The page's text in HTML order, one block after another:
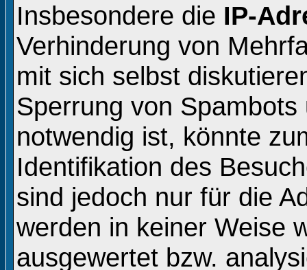
Insbesondere die IP-
Verhinderung von
mit sich selbst
Sperrung von
notwendig ist, könnte
Identifikation des
sind jedoch nur für die
werden in keiner Weise
ausgewertet bzw.